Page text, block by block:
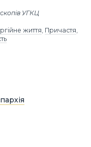
УГКЦ
життя Причастя